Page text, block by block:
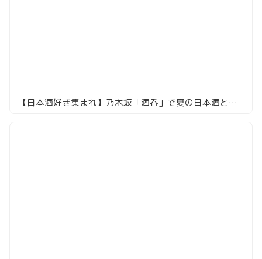
【日本酒好き集まれ】乃木坂「酒呑」で夏の日本酒とアラカルトを満喫